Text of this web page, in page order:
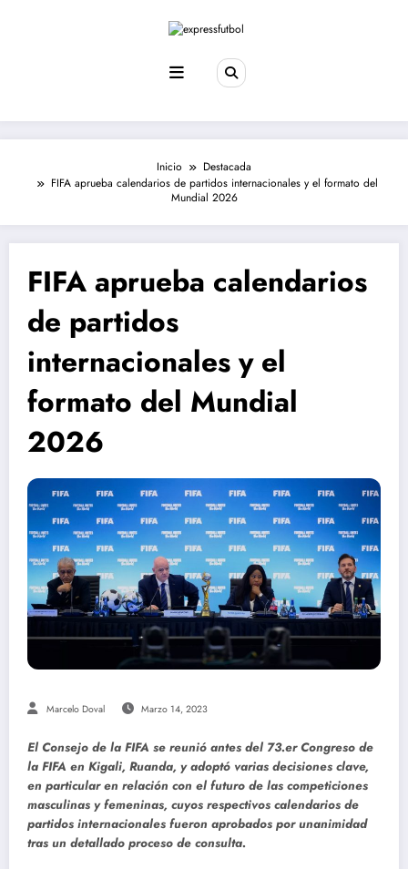
Inicio
Destacada
FIFA aprueba calendarios de partidos internacionales y el formato del
Mundial 2026
FIFA aprueba calendarios
de partidos
internacionales y el
formato del Mundial
2026
Marcelo Doval Marzo 14, 2023
El Consejo de la FIFA se reunió antes del 73.er Congreso de
la FIFA en Kigali, Ruanda, y adoptó varias decisiones clave,
en particular en relación con el futuro de las competiciones
masculinas y femeninas, cuyos respectivos calendarios de
partidos internacionales fueron aprobados por unanimidad
tras un detallado proceso de consulta.